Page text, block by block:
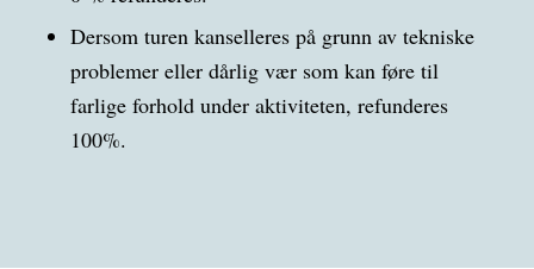
Dersom turen kanselleres på grunn av tekniske
problemer eller dårlig vær som kan føre til
farlige forhold under aktiviteten, refunderes
100%.